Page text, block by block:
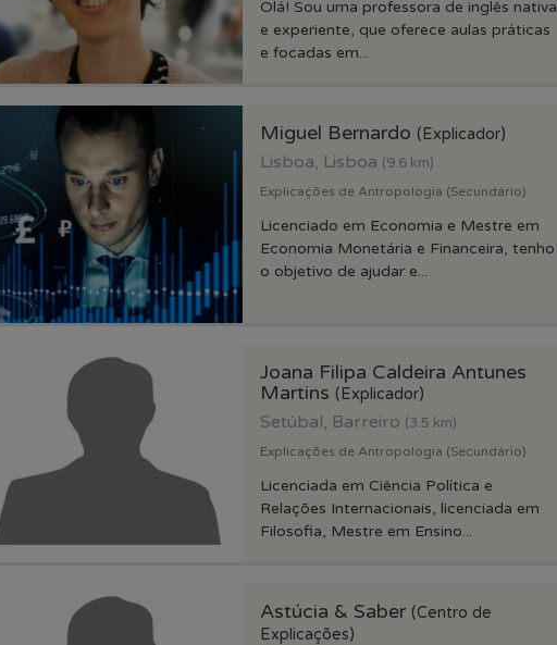
Olá! Sou uma professora de inglês nativa
e experiente, que oferece aulas práticas
e focadas em...
Miguel Bernardo (Explicador)
Lisboa, Lisboa (9.6 km)
Explicações de Antropologia (Secundário)
Licenciado em Economia e Mestre em
Economia Monetária e Financeira, tenho
o objetivo de ajudar e...
Joana Filipa Caldeira Antunes
Martins (Explicador)
Setúbal, Barreiro (3.5 km)
Explicações de Antropologia (Secundário)
Licenciada em Ciência Política e
Relações Internacionais, licenciada em
Filosofia, Mestre em Ensino...
Astúcia & Saber (Centro de
Explicações)